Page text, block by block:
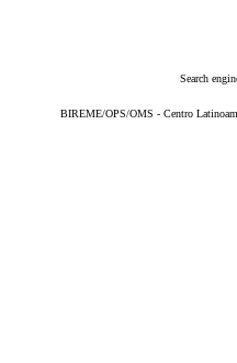
Search
BIREME/OPS/OMS - Centro